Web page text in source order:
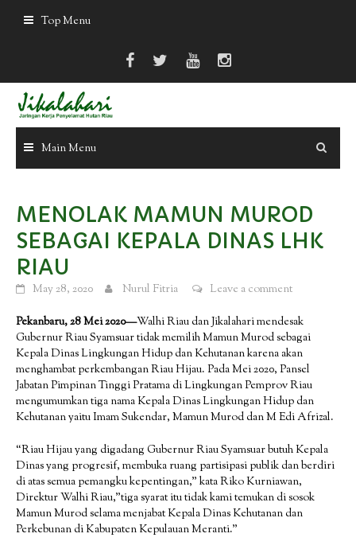
Top Menu
Main Menu
MENOLAK MAMUN MUROD
SEBAGAI KEPALA DINAS LHK
RIAU
May 28, 2020 Nurul Fitria Leave a comment
Pekanbaru, 28 Mei 2020—Walhi Riau dan Jikalahari mendesak
Gubernur Riau Syamsuar tidak memilih Mamun Murod sebagai
Kepala Dinas Lingkungan Hidup dan Kehutanan karena akan
menghambat perkembangan Riau Hijau. Pada Mei 2020, Pansel
Jabatan Pimpinan Tinggi Pratama di Lingkungan Pemprov Riau
mengumumkan tiga nama Kepala Dinas Lingkungan Hidup dan
Kehutanan yaitu Imam Sukendar, Mamun Murod dan M Edi Afrizal.
“Riau Hijau yang digadang Gubernur Riau Syamsuar butuh Kepala
Dinas yang progresif, membuka ruang partisipasi publik dan berdiri
di atas semua pemangku kepentingan,” kata Riko Kurniawan,
Direktur Walhi Riau,”tiga syarat itu tidak kami temukan di sosok
Mamun Murod selama menjabat Kepala Dinas Kehutanan dan
Perkebunan di Kabupaten Kepulauan Meranti.”